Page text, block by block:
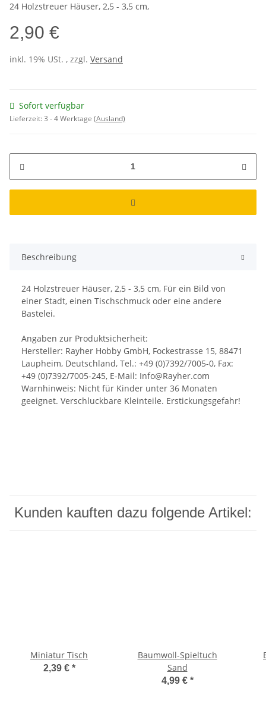
24 Holzstreuer Häuser, 2,5 - 3,5 cm,
2,90 €
inkl. 19% USt. , zzgl. Versand
Sofort verfügbar
Lieferzeit:3 - 4 Werktage (Ausland)
Beschreibung
24 Holzstreuer Häuser, 2,5 - 3,5 cm, Für ein Bild von
einer Stadt, einen Tischschmuck oder eine andere
Bastelei.
Angaben zur Produktsicherheit:
Hersteller: Rayher Hobby GmbH, Fockestrasse 15, 88471
Laupheim, Deutschland, Tel.: +49 (0)7392/7005-0, Fax:
+49 (0)7392/7005-245, E-Mail: Info@Rayher.com
Warnhinweis: Nicht für Kinder unter 36 Monaten
geeignet. Verschluckbare Kleinteile. Erstickungsgefahr!
Kunden kauften dazu folgende Artikel:
Miniatur Tisch
2,39 € *
Baumwoll-Spieltuch
Sand
4,99 € *